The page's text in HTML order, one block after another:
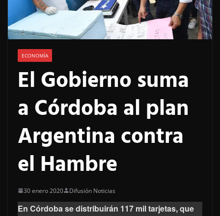
ECONOMÍA
El Gobierno suma
a Córdoba al plan
Argentina contra
el Hambre
30 enero 2020 Difusión Noticias
En Córdoba se distribuirán 117 mil tarjetas, que